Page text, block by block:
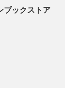
ブックストア